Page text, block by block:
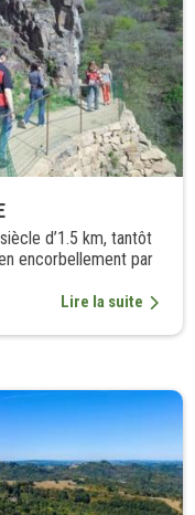
d’1.5 km, tantôt
encorbellement par
Lire la suite